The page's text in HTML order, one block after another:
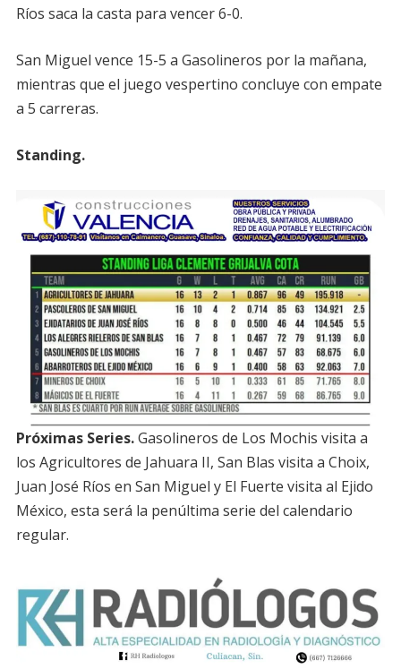
Ríos saca la casta para vencer 6-0.
San Miguel vence 15-5 a Gasolineros por la mañana,
mientras que el juego vespertino concluye con empate
a 5 carreras.
Standing.
Próximas Series.Gasolineros de Los Mochis visita a
los Agricultores de Jahuara II, San Blas visita a Choix,
Juan José Ríos en San Miguel y El Fuerte visita al Ejido
México, esta será la penúltima serie del calendario
regular.